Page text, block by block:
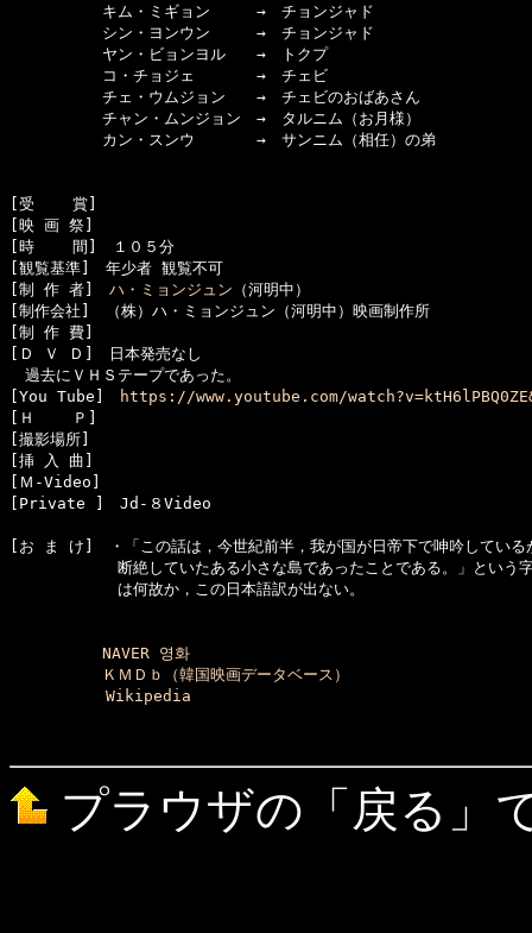
キム・ミギョン　　　→　チョンジャド
シン・ヨンウン　　　→　チョンジャド
ヤン・ビョンヨル　　→　トクプ
コ・チョジェ　　　　→　チェビ
チェ・ウムジョン　　→　チェビのおばあさん
チャン・ムンジョン　→　タルニム（お月様）
カン・スンウ　　　　→　サンニム（相任）の弟
[受    賞]
[映 画 祭]
[時    間]　１０５分
[観覧基準]　年少者 観覧不可
[制 作 者] ハ・ミョンジュン （河明中）
[制作会社]　（株）ハ・ミョンジュン（河明中）映画制作所
[制 作 費]
[Ｄ Ｖ Ｄ]　日本発売なし
過去にＶＨＳテープであった。
[You Tube]
https://www.youtube.com/
[Ｈ    Ｐ]
[撮影場所]
[挿 入 曲]
[Ｍ-Video]
[お ま け]　・「この話は，今世紀前半，我が国が日帝下で呻吟している
断絶していたある小さな島であったことである。」という字幕
は何故か，この日本語訳が出ない。
NAVER 영화
ＫＭＤｂ（韓国映画データベース）
Wikipedia
プラウザの「戻る」